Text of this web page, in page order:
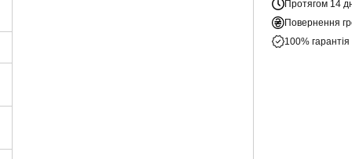
Протягом 14
Повернення
100%